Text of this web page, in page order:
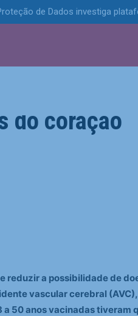
de Dados investiga
que vacina
do coração
reduzir a possibilidade de
vascular cerebral (AVC),
a 50 anos vacinadas tiveram